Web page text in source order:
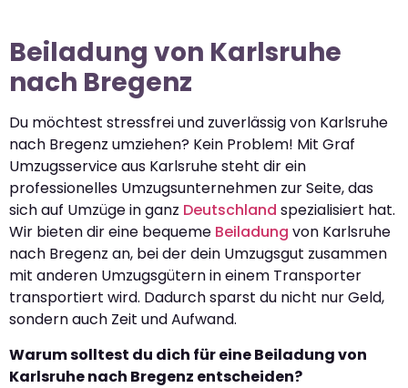
Beiladung von Karlsruhe
nach Bregenz
Du möchtest stressfrei und zuverlässig von Karlsruhe
nach Bregenz umziehen? Kein Problem! Mit Graf
Umzugsservice aus Karlsruhe steht dir ein
professionelles Umzugsunternehmen zur Seite, das
sich auf Umzüge in ganz Deutschland spezialisiert hat.
Wir bieten dir eine bequeme Beiladung von Karlsruhe
nach Bregenz an, bei der dein Umzugsgut zusammen
mit anderen Umzugsgütern in einem Transporter
transportiert wird. Dadurch sparst du nicht nur Geld,
sondern auch Zeit und Aufwand.
Warum solltest du dich für eine Beiladung von
Karlsruhe nach Bregenz entscheiden?